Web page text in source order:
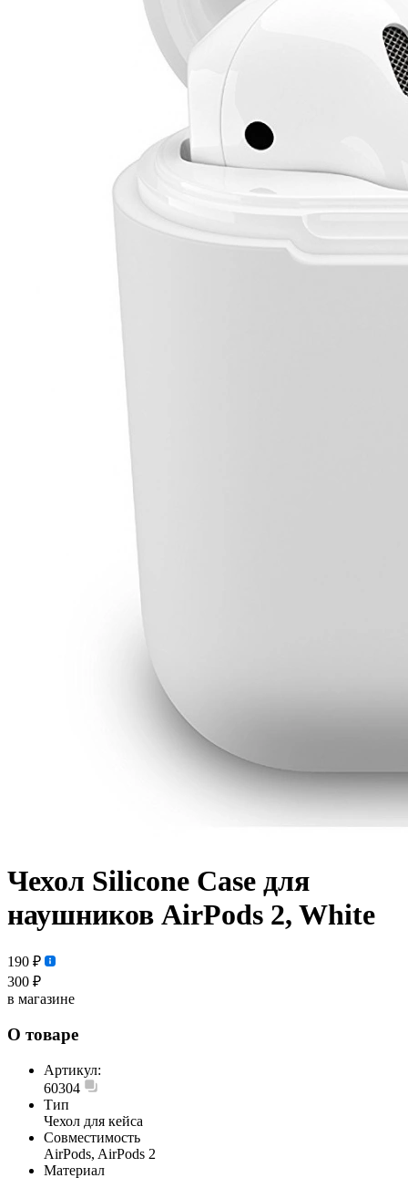
Чехол Silicone Case для
наушников AirPods 2, White
190 ₽
300 ₽
в магазине
О товаре
Артикул:
60304
Тип
Чехол для кейса
Совместимость
AirPods, AirPods 2
Материал